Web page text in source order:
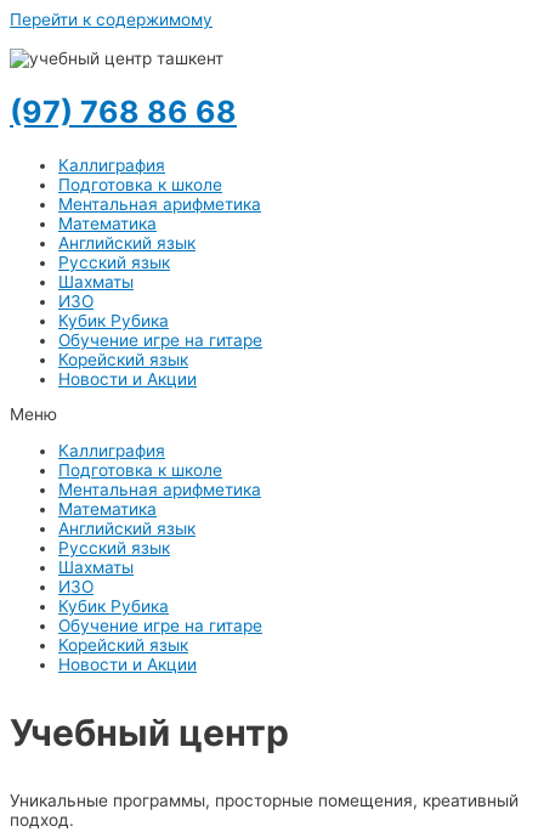
Перейти к содержимому
(97) 768 86 68
Каллиграфия
Подготовка к школе
Ментальная арифметика
Математика
Английский язык
Русский язык
Шахматы
ИЗО
Кубик Рубика
Обучение игре на гитаре
Корейский язык
Новости и Акции
Меню
Каллиграфия
Подготовка к школе
Ментальная арифметика
Математика
Английский язык
Русский язык
Шахматы
ИЗО
Кубик Рубика
Обучение игре на гитаре
Корейский язык
Новости и Акции
Учебный центр​
Уникальные программы, просторные помещения, креативный
подход.